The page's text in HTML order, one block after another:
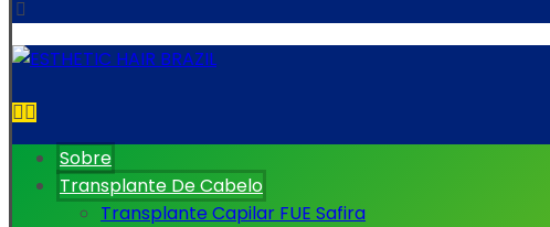
Sobre
Transplante De Cabelo
Transplante Capilar FUE Safira